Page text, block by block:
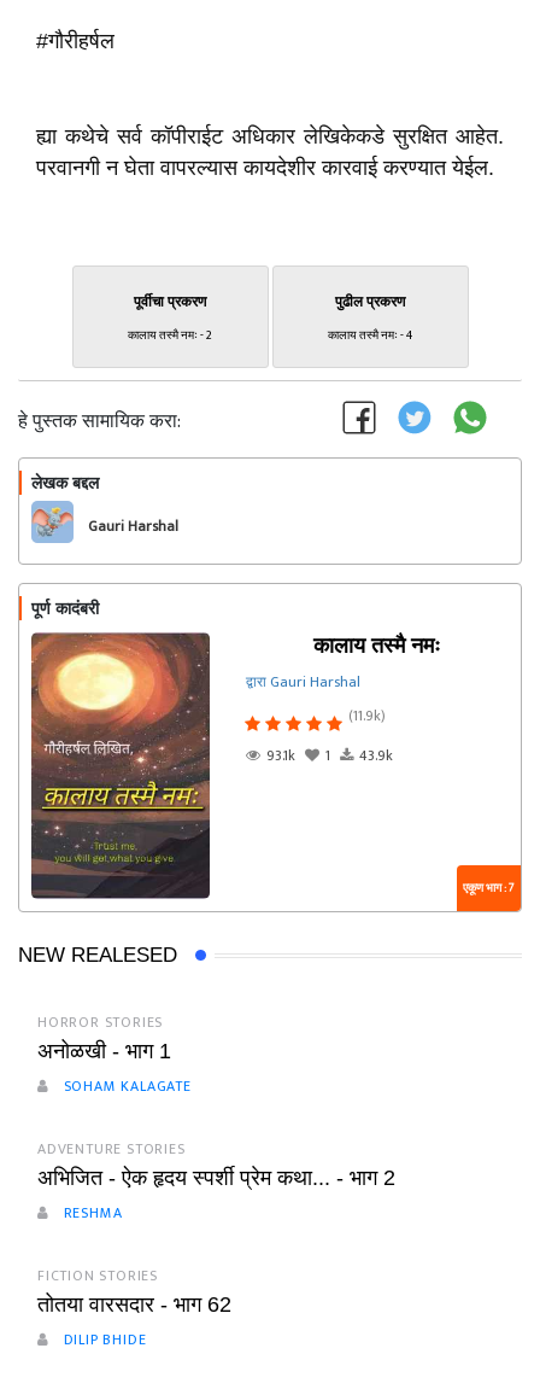
#गौरीहर्षल
ह्या कथेचे सर्व कॉपीराईट अधिकार लेखिकेकडे सुरक्षित आहेत.
परवानगी न घेता वापरल्यास कायदेशीर कारवाई करण्यात येईल.
पूर्वीचा प्रकरण
कालाय तस्मै नमः - 2
पुढील प्रकरण
कालाय तस्मै नमः - 4
हे पुस्तक सामायिक करा:
लेखक बद्दल
Gauri Harshal
पूर्ण कादंबरी
कालाय तस्मै नमः
द्वारा Gauri Harshal
(11.9k)
93.1k
1 43.9k
एकूण भाग : 7
NEW REALESED
HORROR STORIES
अनोळखी - भाग 1
SOHAM KALAGATE
ADVENTURE STORIES
अभिजित - ऐक हृदय स्पर्शी प्रेम कथा... - भाग 2
RESHMA
FICTION STORIES
तोतया वारसदार - भाग 62
DILIP BHIDE